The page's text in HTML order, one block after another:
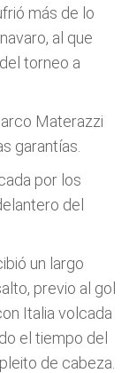
más de lo
al que
torneo a
Materazzi
garantí­as.
por los
del
un largo
previo al gol
Italia volcada
el tiempo del
de cabeza.